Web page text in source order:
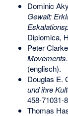
Dominic
Gewalt:
Diplomica,
Peter
Movements.
(englisch).
Douglas E.
und ihre
458-71031-8
Thomas